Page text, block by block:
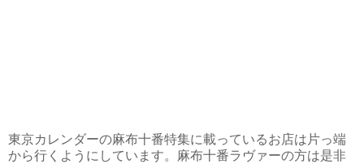
東京カレンダーの麻布十番特集に載っているお店は片っ端
から行くようにしています。麻布十番ラヴァーの方は是非